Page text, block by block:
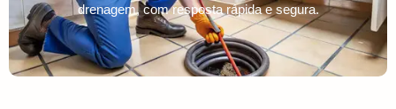
drenagem, com resposta rápida e segura.